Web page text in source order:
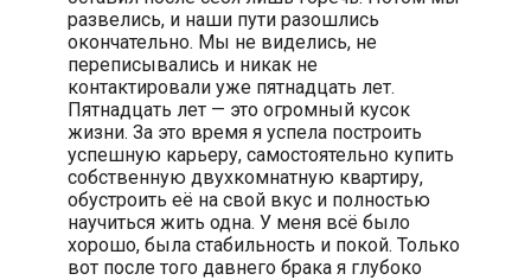
развелись, и наши пути разошлись
окончательно. Мы не виделись, не
переписывались и никак не
контактировали уже пятнадцать лет.
Пятнадцать лет — это огромный кусок
жизни. За это время я успела построить
успешную карьеру, самостоятельно купить
собственную двухкомнатную квартиру,
обустроить её на свой вкус и полностью
научиться жить одна. У меня всё было
хорошо, была стабильность и покой. Только
вот после того давнего брака я глубоко